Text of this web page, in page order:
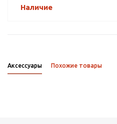
Наличие
Аксессуары Похожие товары